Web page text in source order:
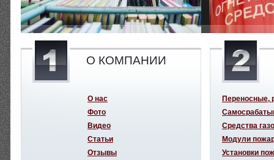
О КОМПАНИИ
О нас
Фото
Видео
Статьи
Отзывы
Переносные,
Средства
Модули
Установки